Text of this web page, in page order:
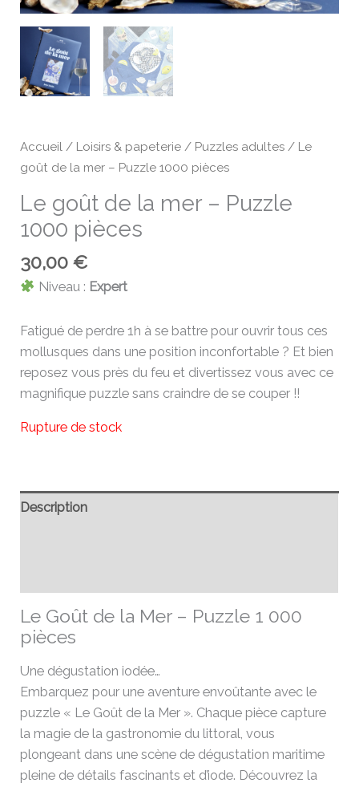
Accueil / Loisirs & papeterie / Puzzles adultes / Le
goût de la mer – Puzzle 1000 pièces
Le goût de la mer – Puzzle
1000 pièces
30,00€
Niveau : Expert
Fatigué de perdre 1h à se battre pour ouvrir tous ces
mollusques dans une position inconfortable ? Et bien
reposez vous près du feu et divertissez vous avec ce
magnifique puzzle sans craindre de se couper !!
Rupture de stock
Description
Le Goût de la Mer – Puzzle 1 000
pièces
Une dégustation iodée…
Embarquez pour une aventure envoûtante avec le
puzzle « Le Goût de la Mer ». Chaque pièce capture
la magie de la gastronomie du littoral, vous
plongeant dans une scène de dégustation maritime
pleine de détails fascinants et d’iode. Découvrez la